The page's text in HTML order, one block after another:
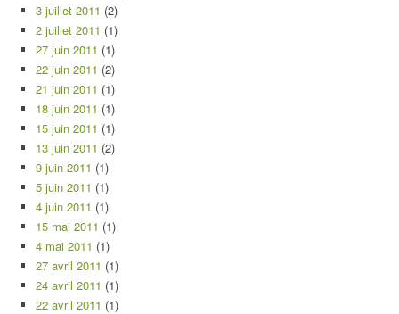
3 juillet 2011 (2)
2 juillet 2011 (1)
27 juin 2011 (1)
22 juin 2011 (2)
21 juin 2011 (1)
18 juin 2011 (1)
15 juin 2011 (1)
13 juin 2011 (2)
9 juin 2011 (1)
5 juin 2011 (1)
4 juin 2011 (1)
15 mai 2011 (1)
4 mai 2011 (1)
27 avril 2011 (1)
24 avril 2011 (1)
22 avril 2011 (1)